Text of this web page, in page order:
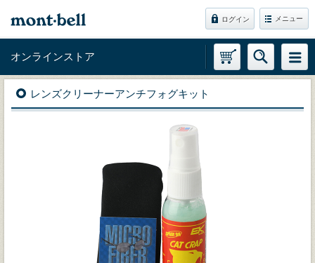
ログイン メニュー
オンラインストア
レンズクリーナーアンチフォグキット